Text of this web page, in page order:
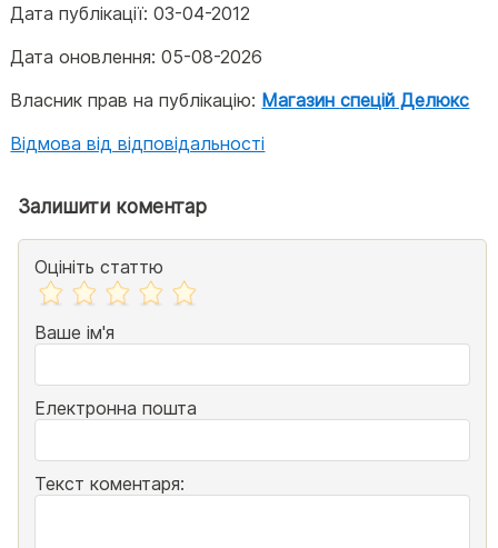
Дата публікації:03-04-2012
Дата оновлення:05-08-2026
Власник прав на публікацію: Магазин спецій Делюкс
Відмова від відповідальності
Залишити коментар
Оцініть статтю
Ваше ім'я
Електронна пошта
Текст коментаря: